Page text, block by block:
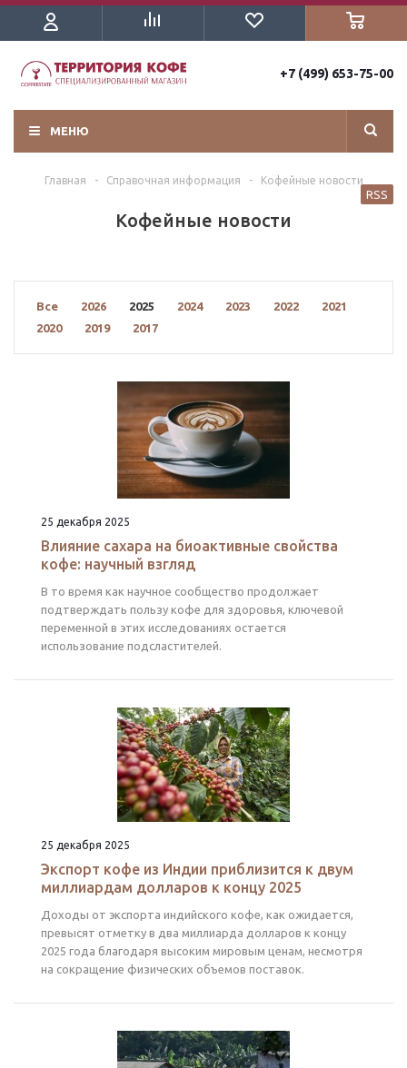
+7 (499) 653-75-00
МЕНЮ
Главная - Справочная информация - Кофейные новости
Кофейные новости
RSS
Все 2026 2025 2024 2023 2022
2021
2020
2019 2017
25 декабря 2025
Влияние сахара на биоактивные свойства
кофе: научный взгляд
В то время как научное сообщество продолжает
подтверждать пользу кофе для здоровья, ключевой
переменной в этих исследованиях остается
использование подсластителей.
25 декабря 2025
Экспорт кофе из Индии приблизится к двум
миллиардам долларов к концу 2025
Доходы от экспорта индийского кофе, как ожидается,
превысят отметку в два миллиарда долларов к концу
2025 года благодаря высоким мировым ценам, несмотря
на сокращение физических объемов поставок.